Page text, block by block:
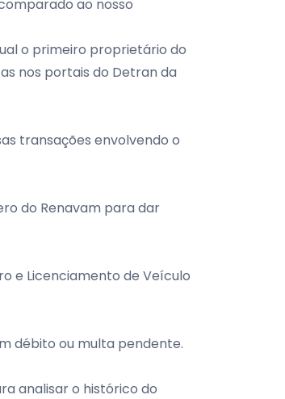
ao nosso
o primeiro proprietário do
nos portais do Detran da
transações envolvendo o
do Renavam para dar
e Licenciamento de Veículo
débito ou multa pendente.
analisar o histórico do